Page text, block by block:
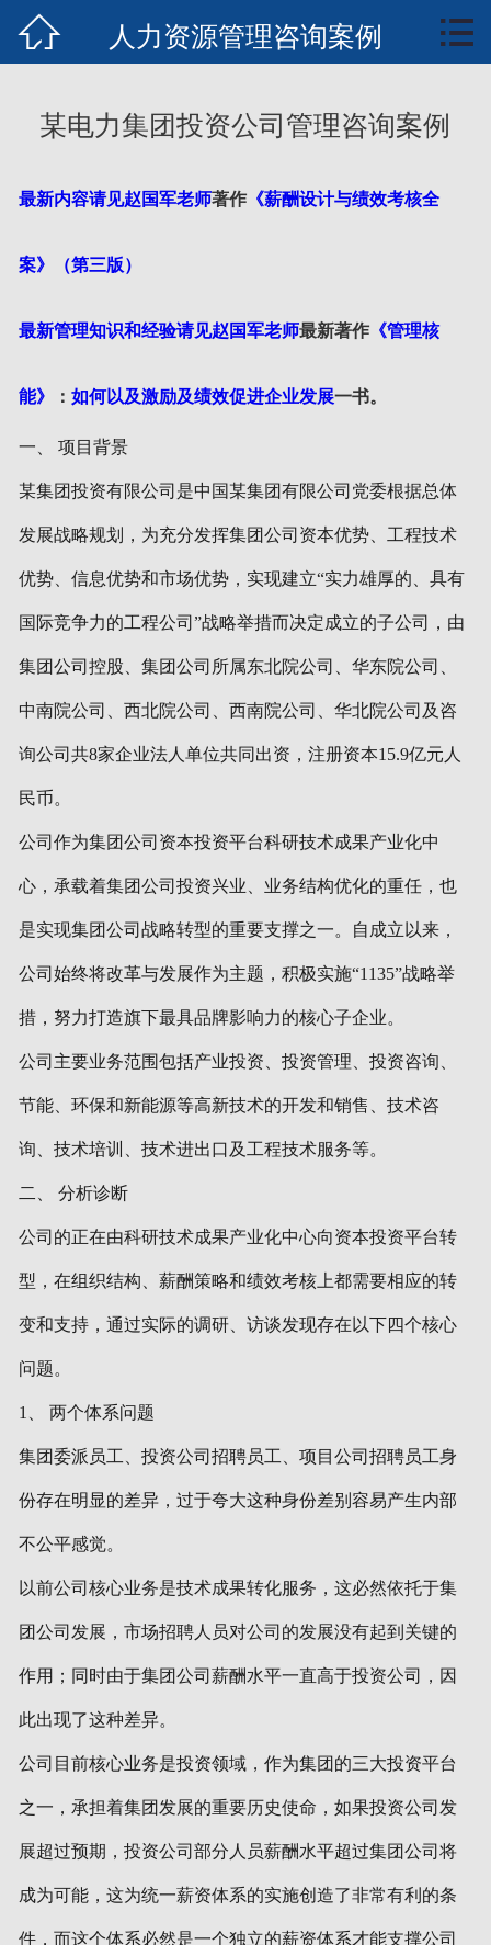
首页
知识中心
案例培训
 人力资源管理咨询案例 
某电力集团投资公司管理咨询案例
最新内容请见赵国军老师著作《薪酬设计与绩效考核全
案》（第三版）
最新管理知识和经验请见赵国军老师最新著作《管理核
能》 ： 如何以及激励及绩效促进企业发展一书。
一、 项目背景
某集团投资有限公司是中国某集团有限公司党委根据总体
发展战略规划，为充分发挥集团公司资本优势、工程技术
优势、信息优势和市场优势，实现建立“实力雄厚的、具有
国际竞争力的工程公司”战略举措而决定成立的子公司，由
集团公司控股、集团公司所属东北院公司、华东院公司、
中南院公司、西北院公司、西南院公司、华北院公司及咨
询公司共8家企业法人单位共同出资，注册资本15.9亿元人
民币。
公司作为集团公司资本投资平台科研技术成果产业化中
心，承载着集团公司投资兴业、业务结构优化的重任，也
是实现集团公司战略转型的重要支撑之一。自成立以来，
公司始终将改革与发展作为主题，积极实施“1135”战略举
措，努力打造旗下最具品牌影响力的核心子企业。
公司主要业务范围包括产业投资、投资管理、投资咨询、
节能、环保和新能源等高新技术的开发和销售、技术咨
询、技术培训、技术进出口及工程技术服务等。
二、 分析诊断
公司的正在由科研技术成果产业化中心向资本投资平台转
型，在组织结构、薪酬策略和绩效考核上都需要相应的转
变和支持，通过实际的调研、访谈发现存在以下四个核心
问题。
1、 两个体系问题
集团委派员工、投资公司招聘员工、项目公司招聘员工身
份存在明显的差异，过于夸大这种身份差别容易产生内部
不公平感觉。
以前公司核心业务是技术成果转化服务，这必然依托于集
团公司发展，市场招聘人员对公司的发展没有起到关键的
作用；同时由于集团公司薪酬水平一直高于投资公司，因
此出现了这种差异。
公司目前核心业务是投资领域，作为集团的三大投资平台
之一，承担着集团发展的重要历史使命，如果投资公司发
展超过预期，投资公司部分人员薪酬水平超过集团公司将
成为可能，这为统一薪资体系的实施创造了非常有利的条
件，而这个体系必然是一个独立的薪资体系才能支撑公司